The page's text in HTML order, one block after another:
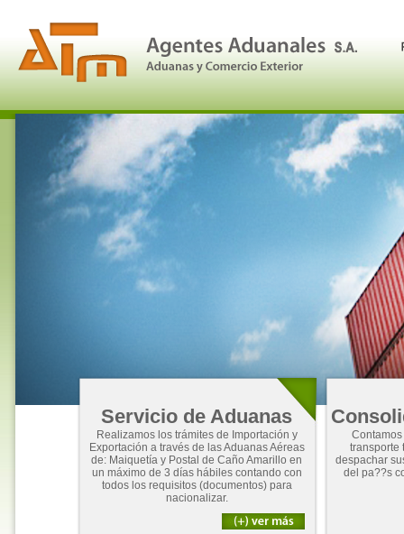
Servicio de Aduanas
Realizamos los trámites de Importación y
Exportación a través de las Aduanas Aéreas
de: Maiquetía y Postal de Caño Amarillo en
un máximo de 3 días hábiles contando con
todos los requisitos (documentos) para
nacionalizar.
transporte
despachar
del pa??s